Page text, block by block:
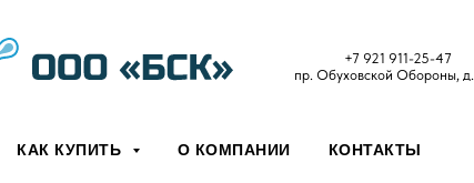
+7 921 911-25-47
пр. Обуховской Обороны,
КАК КУПИТЬ О КОМПАНИИ КОНТАКТЫ